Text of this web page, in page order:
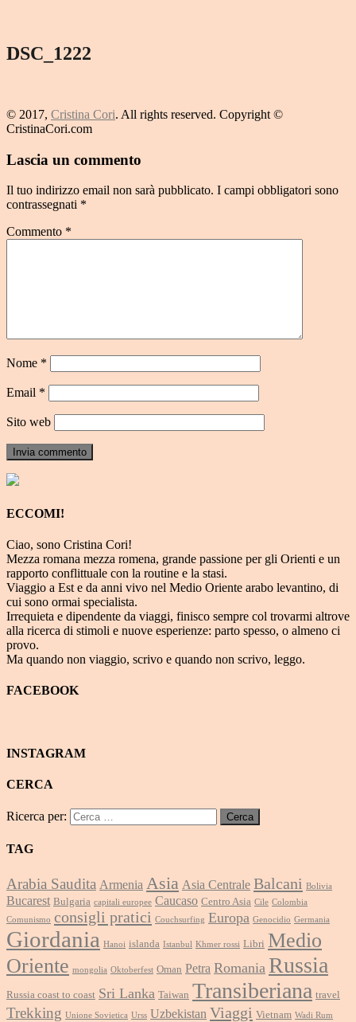
DSC_1222
© 2017, Cristina Cori. All rights reserved. Copyright ©
CristinaCori.com
Lascia un commento
Il tuo indirizzo email non sarà pubblicato. I campi obbligatori sono
contrassegnati *
Commento *
Nome *
Email *
Sito web
ECCOMI!
Ciao, sono Cristina Cori!
Mezza romana mezza romena, grande passione per gli Orienti e un
rapporto conflittuale con la routine e la stasi.
Viaggio a Est e da anni vivo nel Medio Oriente arabo levantino, di
cui sono ormai specialista.
Irrequieta e dipendente da viaggi, finisco sempre col trovarmi altrove
alla ricerca di stimoli e nuove esperienze: parto spesso, o almeno ci
provo.
Ma quando non viaggio, scrivo e quando non scrivo, leggo.
FACEBOOK
INSTAGRAM
CERCA
Ricerca per:
TAG
Arabia Saudita Armenia Asia Asia Centrale Balcani Bolivia
Bucarest Bulgaria capitali europee Caucaso Centro Asia Cile Colombia
Comunismo consigli pratici Couchsurfing Europa Genocidio Germania
Giordania Hanoi islanda Istanbul Khmer rossi Libri Medio
Oriente mongolia Oktoberfest Oman Petra Romania Russia
Russia coast to coast Sri Lanka Taiwan Transiberiana travel
Trekking Unione Sovietica Urss Uzbekistan Viaggi Vietnam Wadi Rum